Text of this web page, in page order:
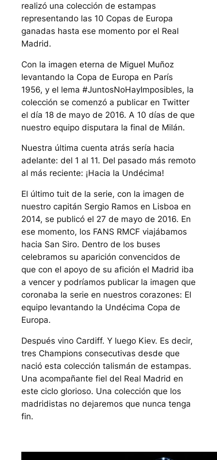
realizó una colección de estampas
representando las 10 Copas de Europa
ganadas hasta ese momento por el Real
Madrid.
Con la imagen eterna de Miguel Muñoz
levantando la Copa de Europa en París
1956, y el lema #JuntosNoHayImposibles, la
colección se comenzó a publicar en Twitter
el día 18 de mayo de 2016. A 10 días de que
nuestro equipo disputara la final de Milán.
Nuestra última cuenta atrás sería hacia
adelante: del 1 al 11. Del pasado más remoto
al más reciente: ¡Hacia la Undécima!
El último tuit de la serie, con la imagen de
nuestro capitán Sergio Ramos en Lisboa en
2014, se publicó el 27 de mayo de 2016. En
ese momento, los FANS RMCF viajábamos
hacia San Siro. Dentro de los buses
celebramos su aparición convencidos de
que con el apoyo de su afición el Madrid iba
a vencer y podríamos publicar la imagen que
coronaba la serie en nuestros corazones: El
equipo levantando la Undécima Copa de
Europa.
Después vino Cardiff. Y luego Kiev. Es decir,
tres Champions consecutivas desde que
nació esta colección talismán de estampas.
Una acompañante fiel del Real Madrid en
este ciclo glorioso. Una colección que los
madridistas no dejaremos que nunca tenga
fin.